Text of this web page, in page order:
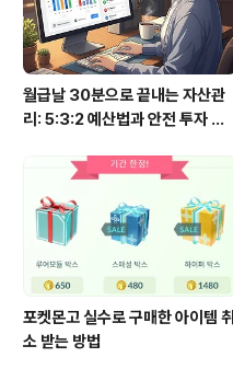
월급날 30분으로 끝내는 자산관
리: 5:3:2 예산법과 안전 투자 루
포켓몬고 실수로 구매한 아이템 취
소 받는 방법